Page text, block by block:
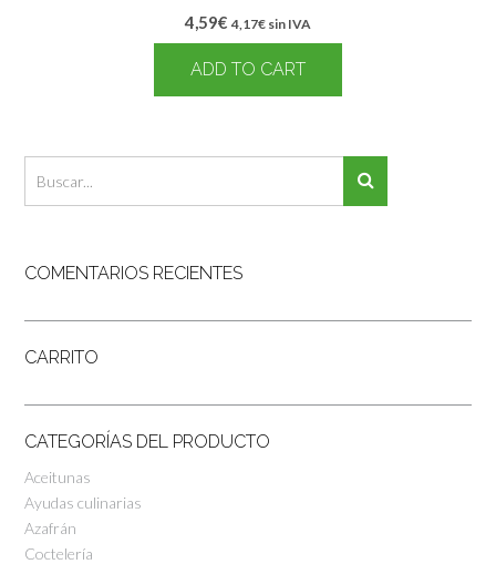
4,59€ 4,17€ sin IVA
ADD TO CART
COMENTARIOS RECIENTES
CARRITO
CATEGORÍAS DEL PRODUCTO
Aceitunas
Ayudas culinarias
Azafrán
Coctelería